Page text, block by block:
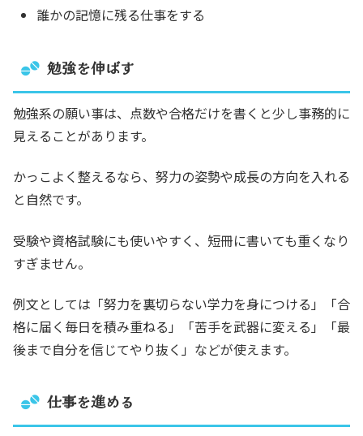
誰かの記憶に残る仕事をする
勉強を伸ばす
勉強系の願い事は、点数や合格だけを書くと少し事務的に
見えることがあります。
かっこよく整えるなら、努力の姿勢や成長の方向を入れる
と自然です。
受験や資格試験にも使いやすく、短冊に書いても重くなり
すぎません。
例文としては「努力を裏切らない学力を身につける」「合
格に届く毎日を積み重ねる」「苦手を武器に変える」「最
後まで自分を信じてやり抜く」などが使えます。
仕事を進める